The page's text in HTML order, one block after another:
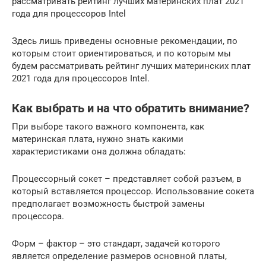
года для процессоров Intel
Здесь лишь приведены основные рекомендации, по
которым стоит ориентироваться, и по которым мы
будем рассматривать рейтинг лучших материнских плат
2021 года для процессоров Intel.
Как выбрать и на что обратить внимание?
При выборе такого важного компонента, как
материнская плата, нужно знать какими
характеристиками она должна обладать:
Процессорный сокет – представляет собой разъем, в
который вставляется процессор. Использование сокета
предполагает возможность быстрой замены
процессора.
Форм – фактор – это стандарт, задачей которого
является определение размеров основной платы,